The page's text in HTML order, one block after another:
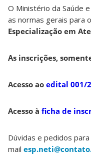
O Ministério da Saúde
as normas gerais para
Especialização em
As inscrições,
Acesso ao edital 001/
Acesso à ficha de
Dúvidas e pedidos
mail